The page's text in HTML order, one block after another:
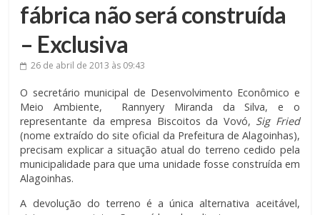
fábrica não será construída
– Exclusiva
26 de abril de 2013 às 09:43
O secretário municipal de Desenvolvimento Econômico e
Meio Ambiente, Rannyery Miranda da Silva, e o
representante da empresa Biscoitos da Vovó, Sig Fried
(nome extraído do site oficial da Prefeitura de Alagoinhas),
precisam explicar a situação atual do terreno cedido pela
municipalidade para que uma unidade fosse construída em
Alagoinhas.
A devolução do terreno é a única alternativa aceitável,